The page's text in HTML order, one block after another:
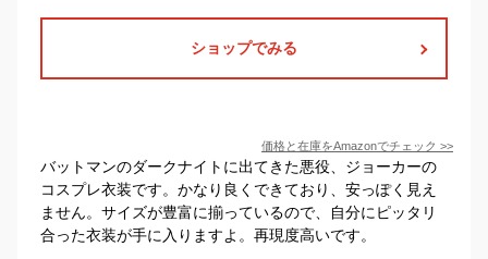
ショップでみる
価格と在庫をAmazonでチェック >>
バットマンのダークナイトに出てきた悪役、ジョーカーの
コスプレ衣装です。かなり良くできており、安っぽく見え
ません。サイズが豊富に揃っているので、自分にピッタリ
合った衣装が手に入りますよ。再現度高いです。